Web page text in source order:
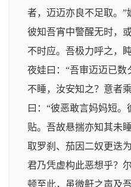
者，迈迈亦良不足取。”
彼知吾宵中警醒无时，
不时应。吾极力呼之，
夜娃曰：“吾审迈迈已数
不睡，汝安知之？意者
曰：“彼恶敢言妈妈短
贴。吾故悬揣亦知其未
取罗刹、茄因二奴更迭
君乃凭虚构此恶想乎？
顿至此，虽微鼾之声及